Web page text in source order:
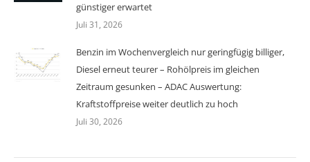
günstiger erwartet
Juli 31, 2026
Benzin im Wochenvergleich nur geringfügig billiger,
Diesel erneut teurer – Rohölpreis im gleichen
Zeitraum gesunken – ADAC Auswertung:
Kraftstoffpreise weiter deutlich zu hoch
Juli 30, 2026